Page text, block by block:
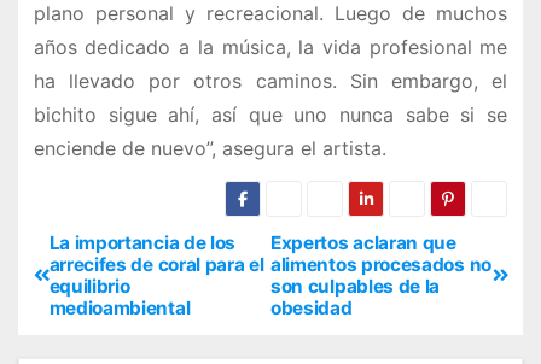
plano personal y recreacional. Luego de muchos
años dedicado a la música, la vida profesional me
ha llevado por otros caminos. Sin embargo, el
bichito sigue ahí, así que uno nunca sabe si se
enciende de nuevo”, asegura el artista.
Expertos aclaran que
alimentos procesados no
son culpables de la
obesidad
La importancia de los
arrecifes de coral para el
equilibrio
medioambiental